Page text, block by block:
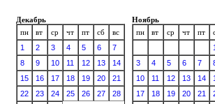
Декабрь
пн
вт ср чт пт сб
вс
1
2 3 4 5 6
7
8
9 10 11 12 13
14
15
16 17 18 19 20
21
22
23 24 25 26 27
28
Ноябрь
пн
вт ср чт пт
3
4 5 6 7
10
11 12 13 14
17
18 19 20 21